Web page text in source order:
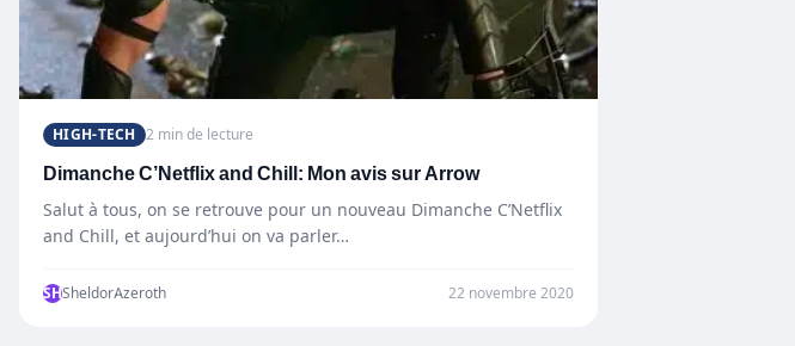
HIGH-TECH 2 min de lecture
Dimanche C’Netflix and Chill: Mon avis sur Arrow
Salut à tous, on se retrouve pour un nouveau Dimanche C’Netflix
and Chill, et aujourd’hui on va parler…
SHSheldorAzeroth 22 novembre 2020